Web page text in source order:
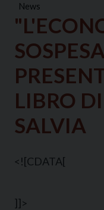
News
LIBRO
SALVIA
<![CDATA[
]]>